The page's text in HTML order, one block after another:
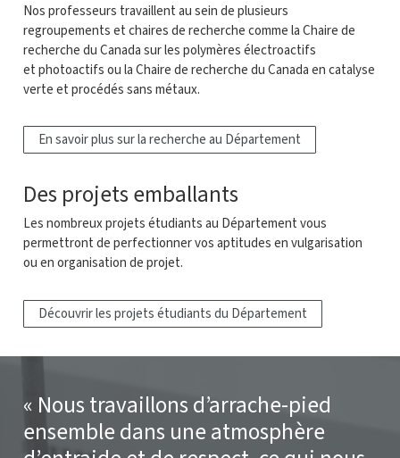
Nos professeurs travaillent au sein de plusieurs
regroupements et chaires de recherche comme la Chaire de
recherche du Canada sur les polymères électroactifs
et photoactifs ou la Chaire de recherche du Canada en catalyse
verte et procédés sans métaux.
En savoir plus sur la recherche au Département
Des projets emballants
Les nombreux projets étudiants au Département vous
permettront de perfectionner vos aptitudes en vulgarisation
ou en organisation de projet.
Découvrir les projets étudiants du Département
Nous travaillons d’arrache-pied
ensemble dans une atmosphère